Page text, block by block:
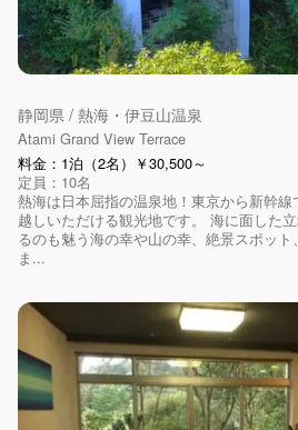
静岡県 / 熱海・伊豆山温泉
Atami Grand View Terrace
料金：1泊（2名）￥30,500～
定員：10名
熱海は日本屈指の温泉地！東京から新幹
越しいただける観光地です。 海に面した
るのも魅う海の幸や山の幸、絶景スポッ
ま...